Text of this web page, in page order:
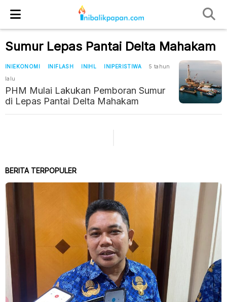
Sumur Lepas Pantai Delta Mahakam
INIEKONOMI INIFLASH INIHL INIPERISTIWA
5 tahun
lalu
PHM Mulai Lakukan Pemboran Sumur
di Lepas Pantai Delta Mahakam
BERITA TERPOPULER